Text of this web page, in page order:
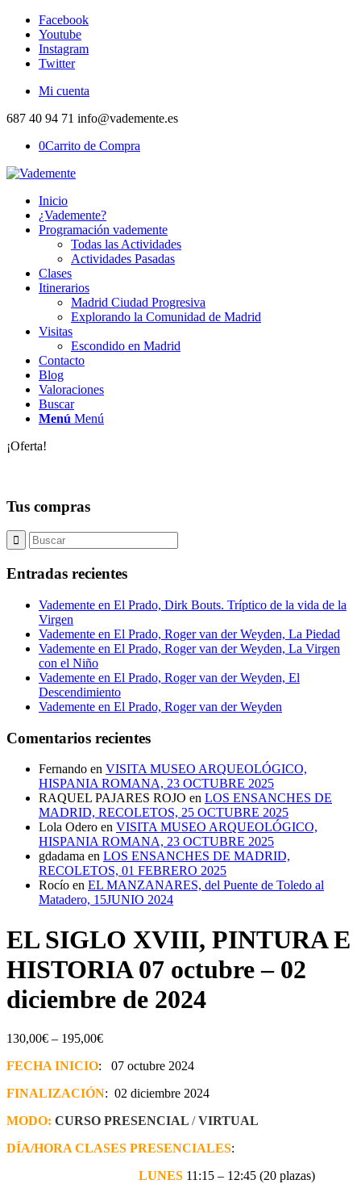
Facebook
Youtube
Instagram
Twitter
Mi cuenta
687 40 94 71 info@vademente.es
0Carrito de Compra
Inicio
¿Vademente?
Programación vademente
Todas las Actividades
Actividades Pasadas
Clases
Itinerarios
Madrid Ciudad Progresiva
Explorando la Comunidad de Madrid
Visitas
Escondido en Madrid
Contacto
Blog
Valoraciones
Buscar
Menú Menú
¡Oferta!
Tus compras
Entradas recientes
Vademente en El Prado, Dirk Bouts. Tríptico de la vida de la
Virgen
Vademente en El Prado, Roger van der Weyden, La Piedad
Vademente en El Prado, Roger van der Weyden, La Virgen
con el Niño
Vademente en El Prado, Roger van der Weyden, El
Descendimiento
Vademente en El Prado, Roger van der Weyden
Comentarios recientes
Fernando en VISITA MUSEO ARQUEOLÓGICO,
HISPANIA ROMANA, 23 OCTUBRE 2025
RAQUEL PAJARES ROJO en LOS ENSANCHES DE
MADRID, RECOLETOS, 25 OCTUBRE 2025
Lola Odero en VISITA MUSEO ARQUEOLÓGICO,
HISPANIA ROMANA, 23 OCTUBRE 2025
gdadama en LOS ENSANCHES DE MADRID,
RECOLETOS, 01 FEBRERO 2025
Rocío en EL MANZANARES, del Puente de Toledo al
Matadero, 15JUNIO 2024
EL SIGLO XVIII, PINTURA E
HISTORIA 07 octubre – 02
diciembre de 2024
130,00€ – 195,00€
FECHA INICIO: 07 octubre 2024
FINALIZACIÓN: 02 diciembre 2024
MODO: CURSO PRESENCIAL /VIRTUAL
DÍA/HORA CLASES PRESENCIALES:
LUNES 11:15 – 12:45 (20 plazas)